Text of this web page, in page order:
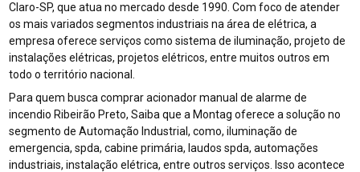
Claro-SP, que atua no mercado desde 1990. Com foco de atender
os mais variados segmentos industriais na área de elétrica, a
empresa oferece serviços como sistema de iluminação, projeto de
instalações elétricas, projetos elétricos, entre muitos outros em
todo o território nacional.
Para quem busca comprar acionador manual de alarme de
incendio Ribeirão Preto, Saiba que a Montag oferece a solução no
segmento de Automação Industrial, como, iluminação de
emergencia, spda, cabine primária, laudos spda, automações
industriais, instalação elétrica, entre outros serviços. Isso acontece